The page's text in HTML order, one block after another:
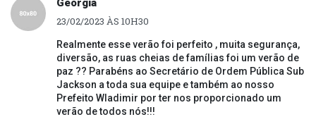
Georgia
23/02/2023 ÀS 10H30
Realmente esse verão foi perfeito , muita segurança,
diversão, as ruas cheias de famílias foi um verão de
paz ?? Parabéns ao Secretário de Ordem Pública Sub
Jackson a toda sua equipe e também ao nosso
Prefeito Wladimir por ter nos proporcionado um
verão de todos nós!!!